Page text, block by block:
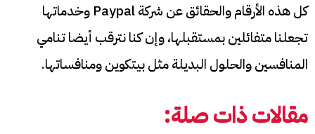
كل هذه الأرقام والحقائق عن شركة Paypal وخدماتها
تجعلنا متفائلين بمستقبلها، وإن كنا نترقب أيضا تنامي
المنافسين والحلول البديلة مثل بيتكوين ومنافساتها.
مقالات ذات صلة: